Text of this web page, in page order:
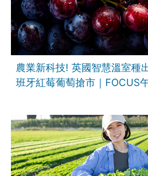
農業新科技! 英國智慧溫室種
班牙紅莓葡萄搶市｜FOCUS